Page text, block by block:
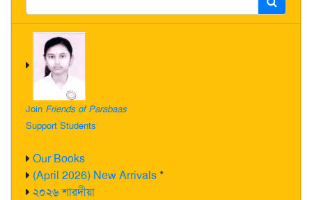
Join Friends of Parabaas
Support Students
Our Books
(April 2026) New Arrivals*
২০২৬ শারদীয়া